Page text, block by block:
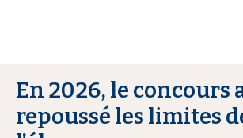
En 2026, le concours
repoussé les limites